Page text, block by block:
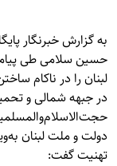
به گزارش خبرنگار
حسین سلامی طی
لبنان را در ناکام
در جبهه شمالی و
دولت و ملت لبنان
تهنیت گفت: